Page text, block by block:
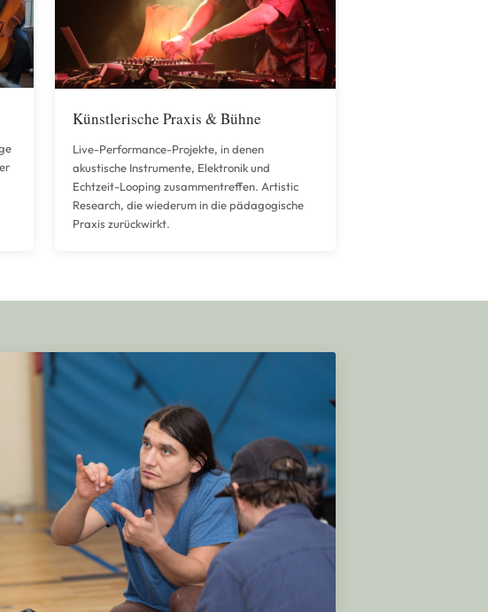
Künstlerische Praxis & Bühne
Live-Performance-Projekte, in denen
akustische Instrumente, Elektronik und
Echtzeit-Looping zusammentreffen. Artistic
Research, die wiederum in die pädagogische
Praxis zurückwirkt.